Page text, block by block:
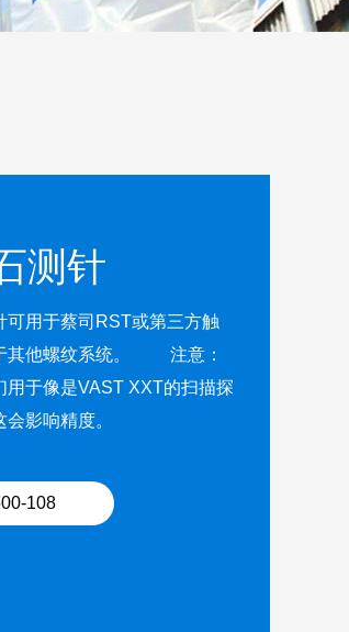
测针
纹系统。 注意：
于像是VAST XXT的扫描探
影响精度。
108